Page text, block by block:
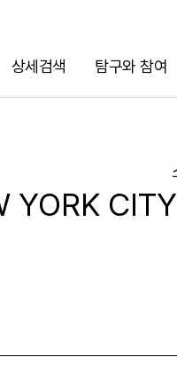
상세검색 탐구와 참여
검색
YORK